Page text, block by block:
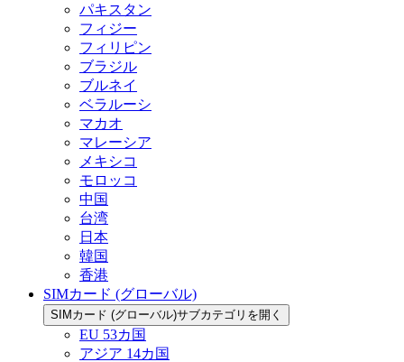
パキスタン
フィジー
フィリピン
ブラジル
ブルネイ
ベラルーシ
マカオ
マレーシア
メキシコ
モロッコ
中国
台湾
日本
韓国
香港
SIMカード (グローバル)
SIMカード (グローバル)サブカテゴリを開く
EU 53カ国
アジア 14カ国